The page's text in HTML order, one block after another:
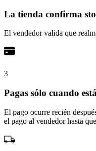
La tienda confirma
El vendedor valida que
3
Pagas sólo cuando
El pago ocurre recién
el pago al vendedor hasta